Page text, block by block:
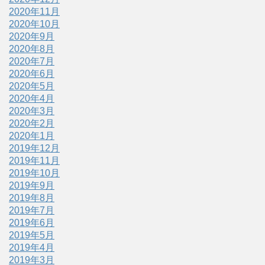
2020年11月
2020年10月
2020年9月
2020年8月
2020年7月
2020年6月
2020年5月
2020年4月
2020年3月
2020年2月
2020年1月
2019年12月
2019年11月
2019年10月
2019年9月
2019年8月
2019年7月
2019年6月
2019年5月
2019年4月
2019年3月